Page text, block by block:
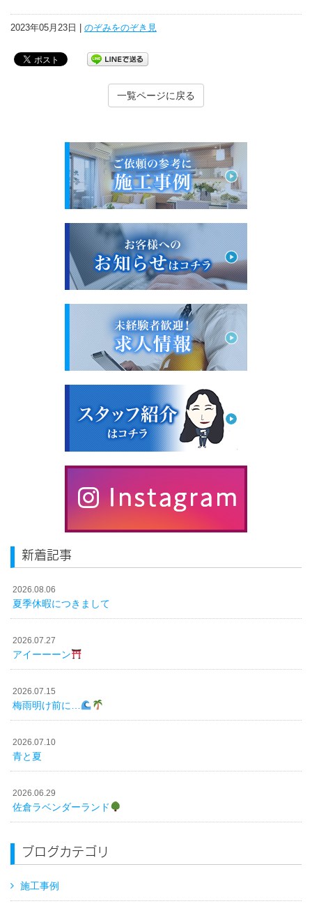
2023年05月23日 | のぞみをのぞき見
一覧ページに戻る
新着記事
2026.08.06
夏季休暇につきまして
2026.07.27
アイーーーン
2026.07.15
梅雨明け前に…
2026.07.10
青と夏
2026.06.29
佐倉ラベンダーランド
ブログカテゴリ
施工事例